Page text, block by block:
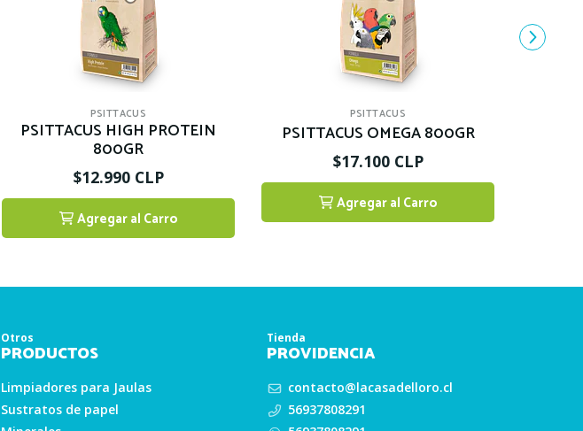
PSITTACUS
PSITTACUS HIGH PROTEIN
800GR
$12.990 CLP
Agregar al Carro
PSITTACUS
PSITTACUS OMEGA 800GR
$17.100 CLP
Agregar al Carro
Otros
PRODUCTOS
Limpiadores para Jaulas
Sustratos de papel
Tienda
PROVIDENCIA
contacto@lacasadelloro.cl
56937808291